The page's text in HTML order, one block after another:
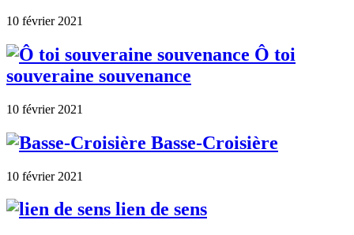
10 février 2021
Ô toi
souveraine souvenance
10 février 2021
Basse-Croisière
10 février 2021
lien de sens